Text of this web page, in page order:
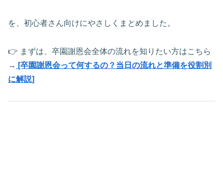
を、初心者さん向けにやさしくまとめました。
👉 まずは、卒園謝恩会全体の流れを知りたい方はこちら
→ [卒園謝恩会って何するの？当日の流れと準備を役割別
に解説]